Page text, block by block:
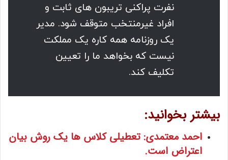
نفرت پراکنی تریبون های ثابت و
افراد غیرمنتخب متوقف شود. مدیر
یک روزنامه همه کاره یک مملکت
نیست که بخواهد ما را تعیین
تکلیف کند.
بیشتر بخوانید:
احمد معتمدی: تعطیلی کلاس ها یک روش بیان
اعتراض است.